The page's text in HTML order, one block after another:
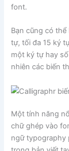
font.
Bạn cũng có
tự, tối đa 15 ký
một ký tự hay
nhiên các biến
Một tính năng
chữ ghép vào
ngữ typography